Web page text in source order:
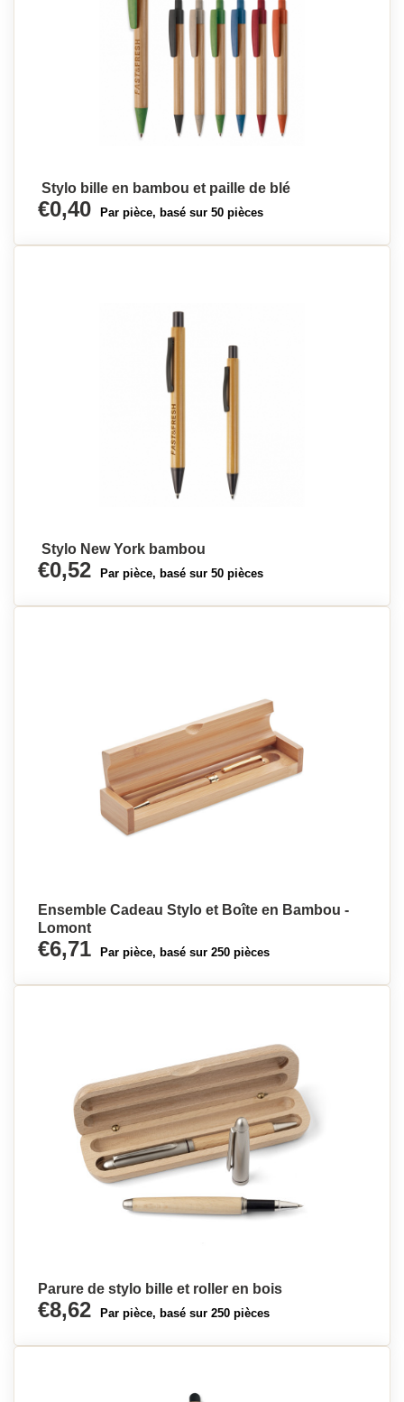
Stylo bille en bambou et paille de blé
€0,40 Par pièce, basé sur 50 pièces
Stylo New York bambou
€0,52 Par pièce, basé sur 50 pièces
Ensemble Cadeau Stylo et Boîte en Bambou -
Lomont
€6,71 Par pièce, basé sur 250 pièces
Parure de stylo bille et roller en bois
€8,62 Par pièce, basé sur 250 pièces